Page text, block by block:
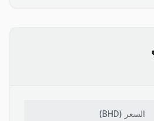
السعر (
BHD
)